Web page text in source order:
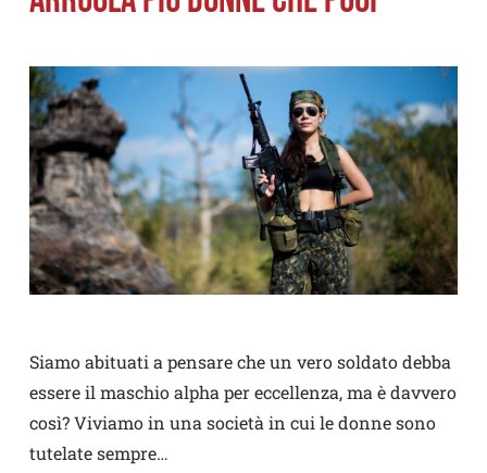
Siamo abituati a pensare che un vero soldato debba
essere il maschio alpha per eccellenza, ma è davvero
così? Viviamo in una società in cui le donne sono
tutelate sempre…